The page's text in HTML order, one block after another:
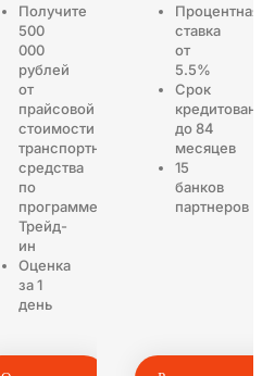
Получите
500
000
рублей
от
прайсовой
стоимости
транспортного
средства
по
программе
Трейд-
ин
Оценка
за 1
день
Процентная
ставка
от
5.5%
Срок
до 84
месяцев
15
банков
партнеров